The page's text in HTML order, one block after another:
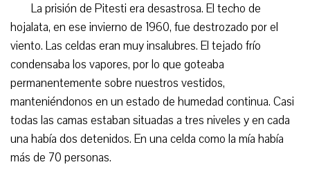
La prisión de Pitesti era desastrosa. El techo de
hojalata, en ese invierno de 1960, fue destrozado por el
viento. Las celdas eran muy insalubres. El tejado frío
condensaba los vapores, por lo que goteaba
permanentemente sobre nuestros vestidos,
manteniéndonos en un estado de humedad continua. Casi
todas las camas estaban situadas a tres niveles y en cada
una había dos detenidos. En una celda como la mía había
más de 70 personas.